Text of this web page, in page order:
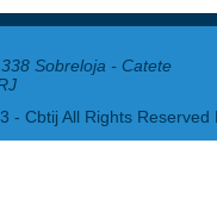
Sobreloja - Catete
- Cbtij All Rights Reserved